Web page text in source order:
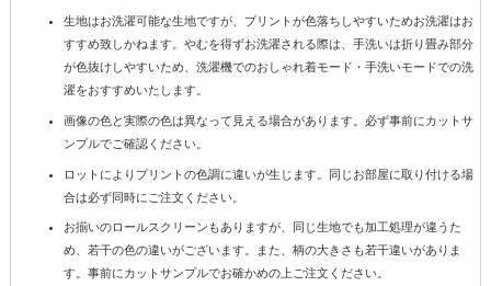
生地はお洗濯可能な生地ですが、プリントが色落ちしやすいためお洗濯はお
すすめ致しかねます。やむを得ずお洗濯される際は、手洗いは折り畳み部分
が色抜けしやすいため、洗濯機でのおしゃれ着モード・手洗いモードでの洗
濯をおすすめいたします。
画像の色と実際の色は異なって見える場合があります。必ず事前にカットサ
ンプルでご確認ください。
ロットによりプリントの色調に違いが生じます。同じお部屋に取り付ける場
合は必ず同時にご注文ください。
お揃いのロールスクリーンもありますが、同じ生地でも加工処理が違うた
め、若干の色の違いがございます。また、柄の大きさも若干違いがありま
す。事前にカットサンプルでお確かめの上ご注文ください。